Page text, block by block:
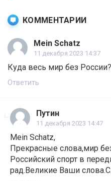
КОММЕНТАРИИ
Mein Schatz
11 декабря 2023 14:37
Куда весь мир без
Ответить
Путин
11 декабря 2023 14:47
Mein Schatz,
Прекрасные слова,мир
Российский спорт в
рад.Великие Ваши